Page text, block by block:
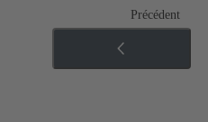
Précédent